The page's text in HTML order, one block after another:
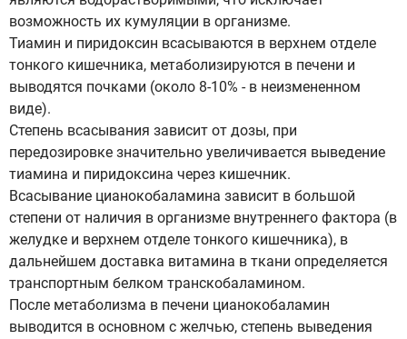
возможность их кумуляции в организме.
Тиамин и пиридоксин всасываются в верхнем отделе
тонкого кишечника, метаболизируются в печени и
выводятся почками (около 8-10% - в неизмененном
виде).
Степень всасывания зависит от дозы, при
передозировке значительно увеличивается выведение
тиамина и пиридоксина через кишечник.
Всасывание цианокобаламина зависит в большой
степени от наличия в организме внутреннего фактора (в
желудке и верхнем отделе тонкого кишечника), в
дальнейшем доставка витамина в ткани определяется
транспортным белком транскобаламином.
После метаболизма в печени цианокобаламин
выводится в основном с желчью, степень выведения